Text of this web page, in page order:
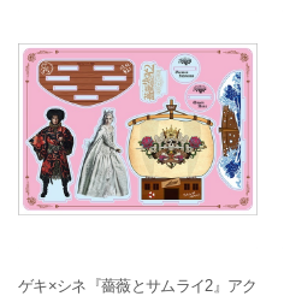
ゲキ×シネ『薔薇とサムライ2』アク